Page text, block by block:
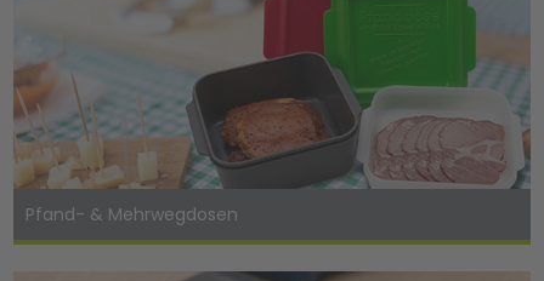
Pfand- & Mehrwegdosen